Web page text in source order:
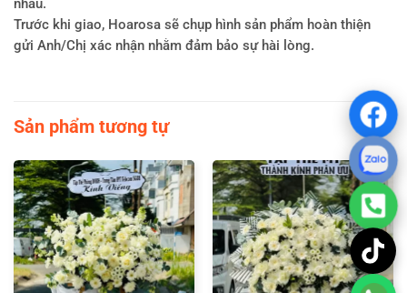
nhau.
Trước khi giao, Hoarosa sẽ chụp hình sản phẩm hoàn thiện
gửi Anh/Chị xác nhận nhằm đảm bảo sự hài lòng.
Sản phẩm tương tự